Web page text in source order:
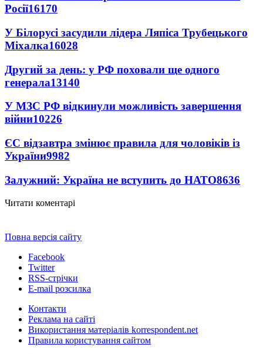
Росії16170
У Білорусі засудили лідера Ляпіса Трубецького
Міхалка16028
Другий за день: у РФ поховали ще одного
генерала13140
У МЗС РФ відкинули можливість завершення
війни10226
ЄС відзавтра змінює правила для чоловіків із
України9982
Залужний: Україна не вступить до НАТО8636
Читати коментарі
Повна версія сайту
Facebook
Twitter
RSS-стрічки
E-mail розсилка
Контакти
Реклама на сайті
Використання матеріалів korrespondent.net
Правила користування сайтом